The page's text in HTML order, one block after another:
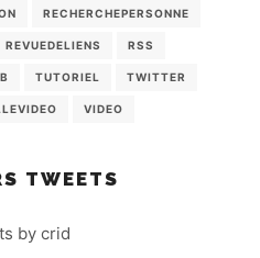
RECHERCHEPERSONNE
REVUEDELIENS RSS
TUTORIEL TWITTER
VIDEO
TWEETS
by crid